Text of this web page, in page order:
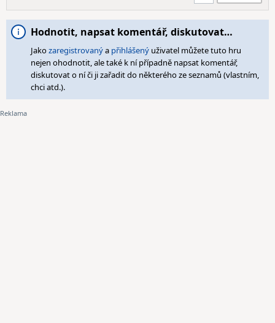
Hodnotit, napsat komentář, diskutovat…
Jakozaregistrovanýa přihlášený uživatel můžete tuto hru
nejen ohodnotit, ale také k ní případně napsat komentář,
diskutovat o ní či ji zařadit do některého ze seznamů (vlastním,
chci atd.).